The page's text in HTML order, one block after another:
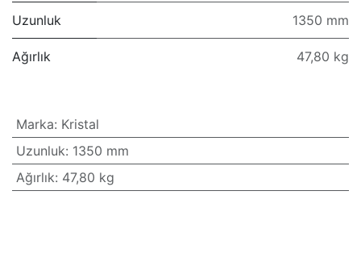
Uzunluk 1350 mm
Ağırlık 47,80 kg
Marka: Kristal
Uzunluk: 1350 mm
Ağırlık: 47,80 kg